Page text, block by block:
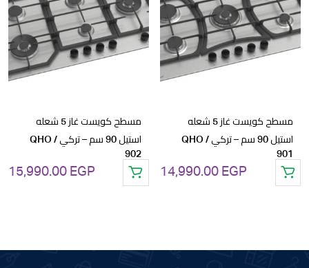
مسطح كويست غاز 5 شعله
استيل 90 سم – تركي / QHO
901
14,990.00 EGP
Add
to
wishlist
مسطح كويست غاز 5 شعله
استيل 90 سم – تركي / QHO
902
15,990.00 EGP
Add
to
wishlist